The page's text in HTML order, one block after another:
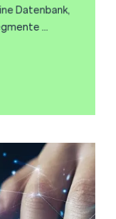
Datenbank,
...